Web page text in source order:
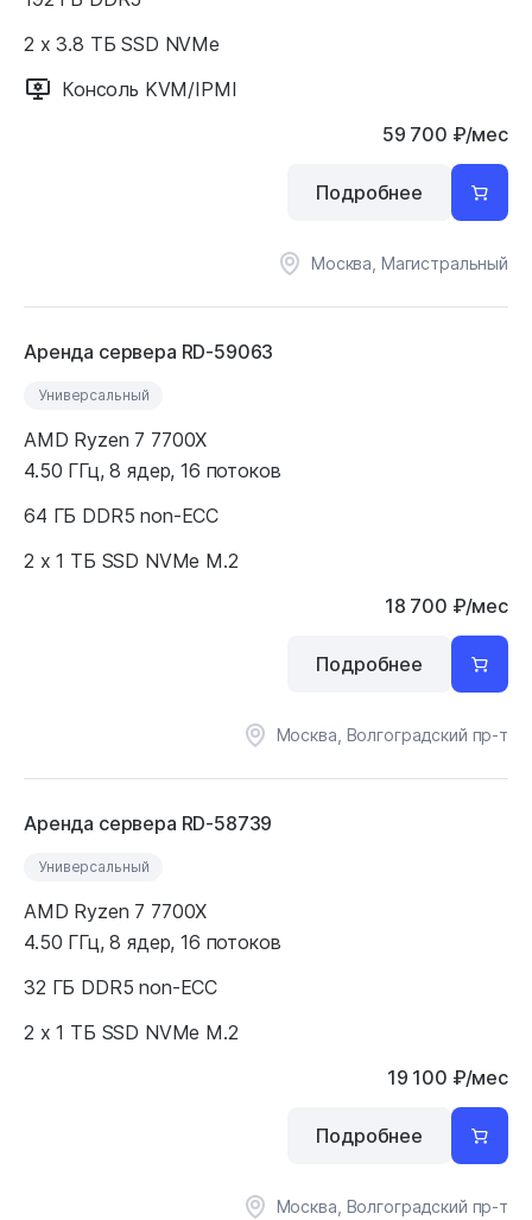
2 x 3.8 ТБ SSD NVMe
Консоль KVM/IPMI
59 700 ₽/мес
Москва, Магистральный
Подробнее
Аренда сервера RD-59063
Универсальный
AMD Ryzen 7 7700X
4.50 ГГц, 8 ядер, 16 потоков
64 ГБ DDR5 non-ECC
2 x 1 ТБ SSD NVMe M.2
18 700 ₽/мес
Москва, Волгоградский пр-т
Подробнее
Аренда сервера RD-58739
Универсальный
AMD Ryzen 7 7700X
4.50 ГГц, 8 ядер, 16 потоков
32 ГБ DDR5 non-ECC
2 x 1 ТБ SSD NVMe M.2
19 100 ₽/мес
Москва, Волгоградский пр-т
Подробнее